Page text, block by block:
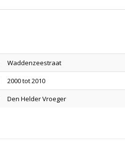
Waddenzeestraat
2000 tot 2010
Den Helder Vroeger